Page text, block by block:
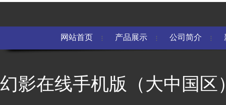
网站首页 产品展示 公司简介
幻影在线手机版（大中国区